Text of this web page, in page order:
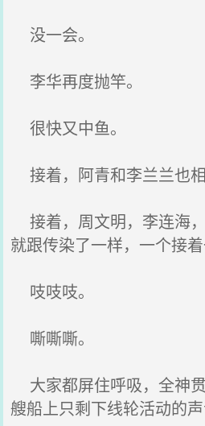
没一会。
李华再度抛竿。
很快又中鱼。
接着，阿青和李兰兰也相
接着，周文明，李连海，
就跟传染了一样，一个接着
吱吱吱。
嘶嘶嘶。
大家都屏住呼吸，全神
艘船上只剩下线轮活动的声